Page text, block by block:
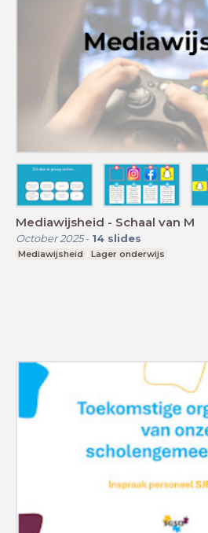
Mediawijsheid - Schaal van M
October 2025- 14 slides
Mediawijsheid Lager onderwijs